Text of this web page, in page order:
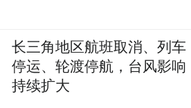
长三角地区航班取消、列车
停运、轮渡停航，台风影响
持续扩大